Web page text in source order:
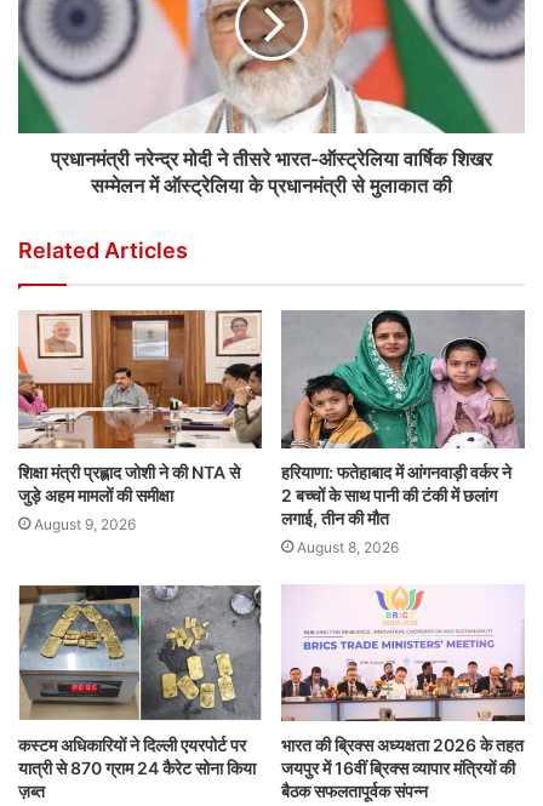
प्रधानमंत्री नरेन्द्र मोदी ने तीसरे भारत-ऑस्ट्रेलिया वार्षिक शिखर
सम्मेलन में ऑस्ट्रेलिया के प्रधानमंत्री से मुलाकात की
Related Articles
शिक्षा मंत्री प्रह्लाद जोशी ने की NTA से
जुड़े अहम मामलों की समीक्षा
August 9, 2026
हरियाणा: फतेहाबाद में आंगनवाड़ी वर्कर ने
2 बच्चों के साथ पानी की टंकी में छलांग
लगाई, तीन की मौत
August 8, 2026
कस्टम अधिकारियों ने दिल्ली एयरपोर्ट पर
यात्री से 870 ग्राम 24 कैरेट सोना किया
ज़ब्त
भारत की ब्रिक्‍स अध्यक्षता 2026 के तहत
जयपुर में 16वीं ब्रिक्‍स व्यापार मंत्रियों की
बैठक सफलतापूर्वक संपन्न